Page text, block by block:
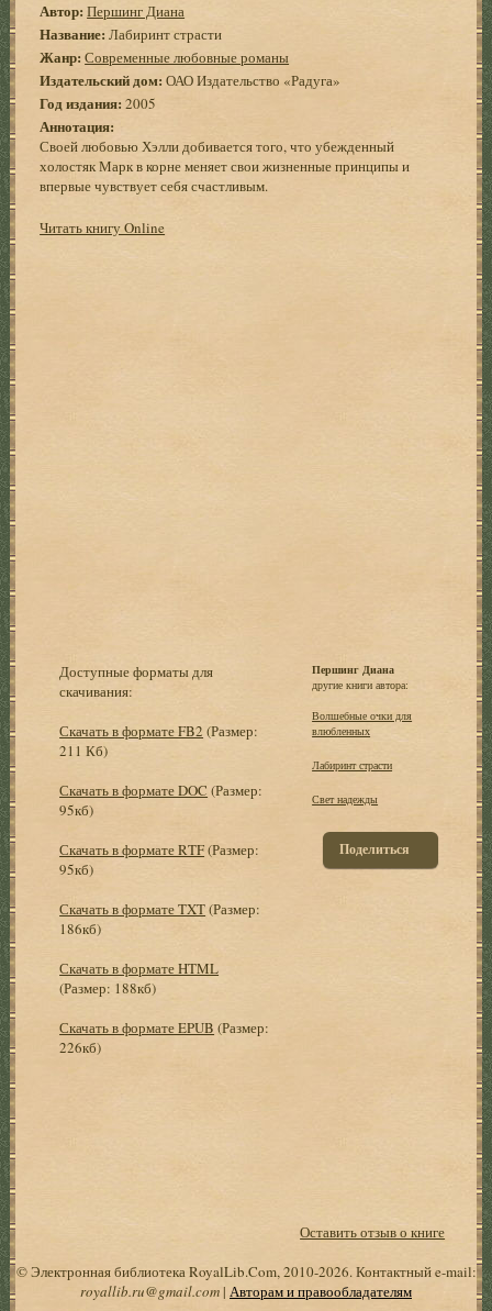
Автор: Першинг Диана
Название: Лабиринт страсти
Жанр: Современные любовные романы
Издательский дом: ОАО Издательство «Радуга»
Год издания: 2005
Аннотация:
Своей любовью Хэлли добивается того, что убежденный
холостяк Марк в корне меняет свои жизненные принципы и
впервые чувствует себя счастливым.
Читать книгу Online
Доступные форматы для
скачивания:
Скачать в формате FB2 (Размер:
211 Кб)
Скачать в формате DOC (Размер:
95кб)
Скачать в формате RTF(Размер:
95кб)
Скачать в формате TXT(Размер:
186кб)
Скачать в формате HTML
(Размер: 188кб)
Скачать в формате EPUB (Размер:
226кб)
Першинг Диана
другие книги автора:
Волшебные очки для
влюбленных
Лабиринт страсти
Свет надежды
Поделиться
Оставить отзыв о книге
© Электронная библиотека RoyalLib.Com, 2010-2026. Контактный e-mail:
royallib.ru@gmail.com| Авторам и правообладателям